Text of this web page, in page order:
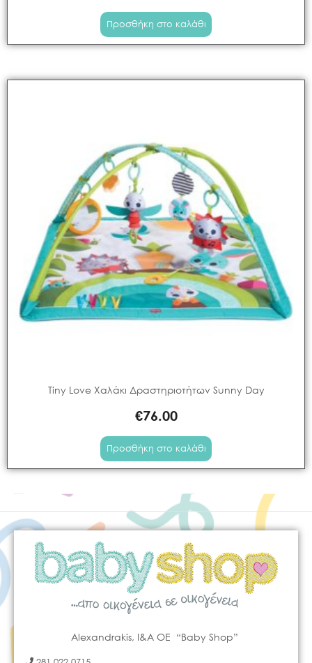
Προσθήκη στο καλάθι
Tiny Love Χαλάκι Δραστηριοτήτων Sunny Day
€76.00
Προσθήκη στο καλάθι
Alexandrakis, I&A OE “Baby Shop”